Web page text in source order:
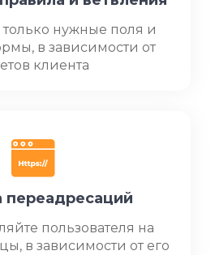
только нужные поля и
в зависимости от
клиента
переадресаций
пользователя на
в зависимости от его